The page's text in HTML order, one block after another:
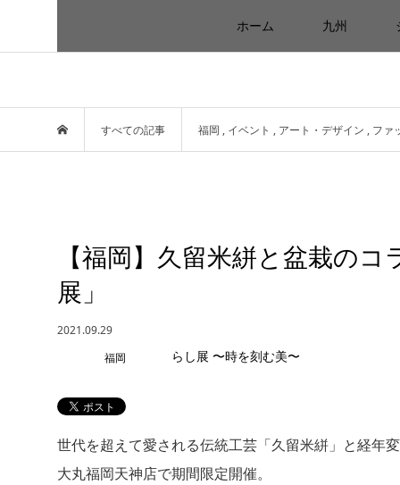
ホーム 九州
すべての記事 福岡 , イベント , アート・デザイン , ファ
【福岡】久留米絣と盆栽の
展」
2021.09.29
福岡
世代を超えて愛される伝統工芸「久留米絣」と経年
大丸福岡天神店で期間限定開催。